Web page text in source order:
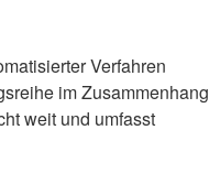
Verfahren
im Zusammenhang
weit und umfasst